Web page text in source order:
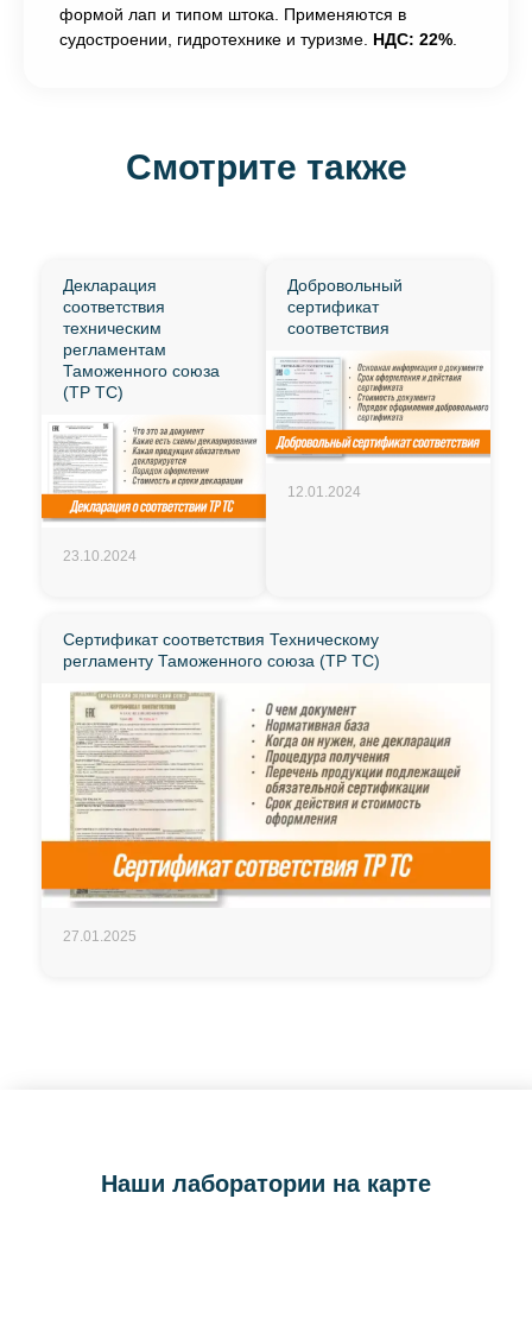
формой лап и типом штока. Применяются в
судостроении, гидротехнике и туризме. НДС: 22%
Смотрите также
Декларация
соответствия
техническим
регламентам
Таможенного союза
(ТР ТС)
23.10.2024
Добровольный
сертификат
соответствия
12.01.2024
Сертификат соответствия Техническому
регламенту Таможенного союза (ТР ТС)
27.01.2025
Наши лаборатории на карте